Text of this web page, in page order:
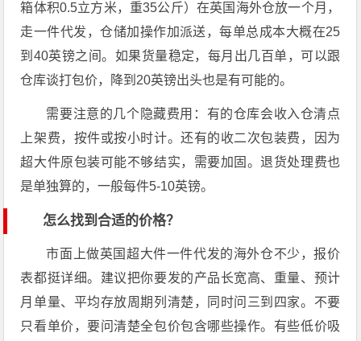
箱体积0.5立方米，重35公斤）在英国海外仓放一个月，
走一件代发，仓储加操作加派送，每单总成本大概在25
到40英镑之间。如果货量稳定，每月出几百单，可以跟
仓库谈打包价，降到20英镑出头也是有可能的。
需要注意的几个隐藏费用：有的仓库会收入仓清点
上架费，按件或按小时计。还有的收二次包装费，因为
超大件原包装可能不够结实，需要加固。退货处理费也
是单独算的，一般每件5-10英镑。
怎么找到合适的价格？
市面上做英国超大件一件代发的海外仓不少，报价
表都挺详细。建议把你要发的产品长宽高、重量、预计
月单量、平均存放周期列清楚，同时问三到四家。不要
只看单价，要问清楚全包价包含哪些操作。有些低价吸